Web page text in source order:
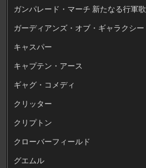
ガンパレード・マーチ 新たなる行軍歌
ガーディアンズ・オブ・ギャラクシー
キャスパー
キャプテン・アース
ギャグ・コメディ
クリッター
クリプトン
クローバーフィールド
グエムル